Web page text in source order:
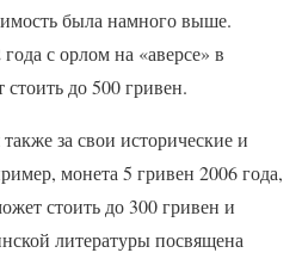
была намного выше.
с орлом на «аверсе» в
до 500 гривен.
за свои исторические и
монета 5 гривен 2006 года,
стоить до 300 гривен и
литературы посвящена